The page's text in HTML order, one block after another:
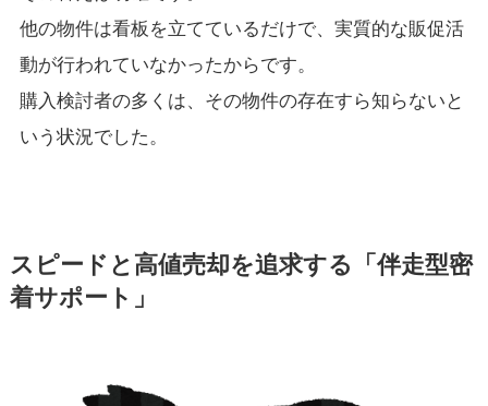
他の物件は看板を立てているだけで、実質的な販促活
動が行われていなかったからです。
購入検討者の多くは、その物件の存在すら知らないと
いう状況でした。
スピードと高値売却を追求する「伴走型密
着サポート」